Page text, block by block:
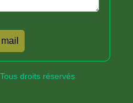
droits réservés